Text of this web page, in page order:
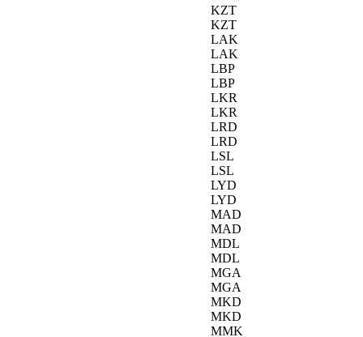
KZT
KZT
LAK
LAK
LBP
LBP
LKR
LKR
LRD
LRD
LSL
LSL
LYD
LYD
MAD
MAD
MDL
MDL
MGA
MGA
MKD
MKD
MMK